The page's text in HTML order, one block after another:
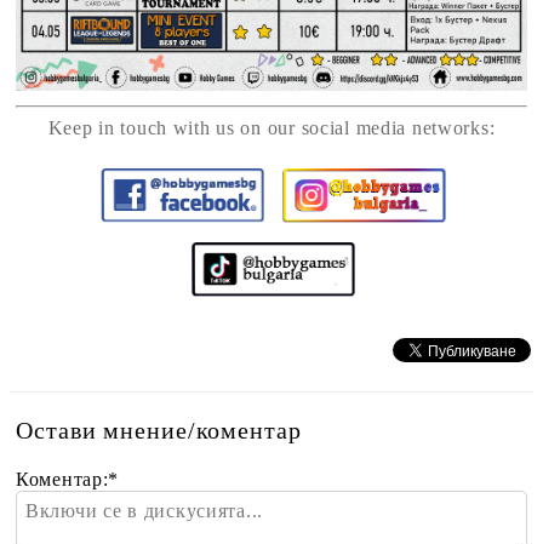
Keep in touch with us on our social media networks:
Остави мнение/коментар
Коментар:*